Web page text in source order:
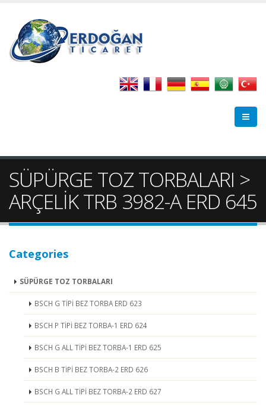
SÜPÜRGE TOZ TORBALARI >
ARÇELİK TRB 3982-A ERD 645
Categories
SÜPÜRGE TOZ TORBALARI
BSCH G TİPİ BEZ TORBA ERD 623
BSCH P TİPİ BEZ TORBA-1 ERD 624
BSCH G ALL TİPİ BEZ TORBA-1 ERD 625
BSCH B TİPİ BEZ TORBA-2 ERD 626
BSCH G ALL TİPİ BEZ TORBA-2 ERD 627